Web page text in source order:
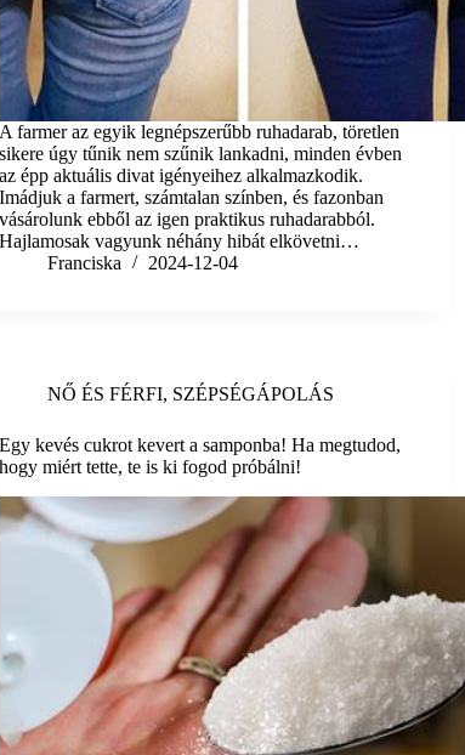
A farmer az egyik legnépszerűbb ruhadarab, töretlen
sikere úgy tűnik nem szűnik lankadni, minden évben
az épp aktuális divat igényeihez alkalmazkodik.
Imádjuk a farmert, számtalan színben, és fazonban
vásárolunk ebből az igen praktikus ruhadarabból.
Hajlamosak vagyunk néhány hibát elkövetni…
Franciska
2024-12-04
NŐ ÉS FÉRFI, SZÉPSÉGÁPOLÁS
Egy kevés cukrot kevert a samponba! Ha megtudod,
hogy miért tette, te is ki fogod próbálni!